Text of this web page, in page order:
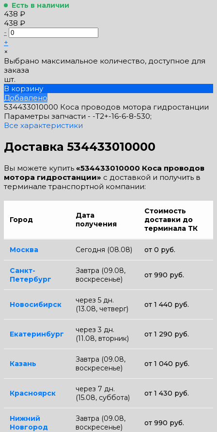
Есть в наличии
438 ₽
438 ₽
-
+
×
Выбрано максимальное количество, доступное для
заказа
шт.
В корзину
Добавлено
534433010000 Коса проводов мотора гидростанции
Параметры запчасти - -T2+-16-6-8-530;
Все характеристики
Доставка 534433010000
Вы можете купить «534433010000 Коса проводов
мотора гидростанции» с доставкой и получить в
терминале транспортной компании:
Город
Дата
получения
Стоимость
доставки до
терминала ТК
Москва Сегодня (08.08) от 0 руб.
Санкт-
Петербург
Завтра (09.08,
воскресенье)
от 990 руб.
Новосибирск
через 5 дн.
(13.08, четверг)
от 1 440 руб.
Екатеринбург
через 3 дн.
(11.08, вторник)
от 1 290 руб.
Казань
Завтра (09.08,
воскресенье)
от 1 040 руб.
Красноярск
через 7 дн.
(15.08, суббота)
от 1 430 руб.
Нижний
Новгород
Завтра (09.08,
воскресенье)
от 990 руб.